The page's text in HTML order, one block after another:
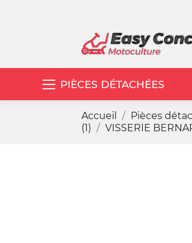
PIÈCES DÉTACHÉES
Accueil Pièces
(1)
VISSERIE